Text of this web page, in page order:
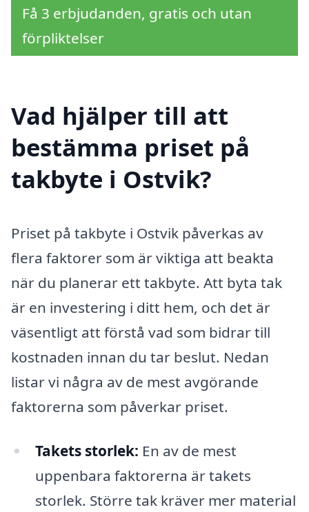
Få 3 erbjudanden, gratis och utan
förpliktelser
Vad hjälper till att
bestämma priset på
takbyte i Ostvik?
Priset på takbyte i Ostvik påverkas av
flera faktorer som är viktiga att beakta
när du planerar ett takbyte. Att byta tak
är en investering i ditt hem, och det är
väsentligt att förstå vad som bidrar till
kostnaden innan du tar beslut. Nedan
listar vi några av de mest avgörande
faktorerna som påverkar priset.
Takets storlek: En av de mest
uppenbara faktorerna är takets
storlek. Större tak kräver mer material